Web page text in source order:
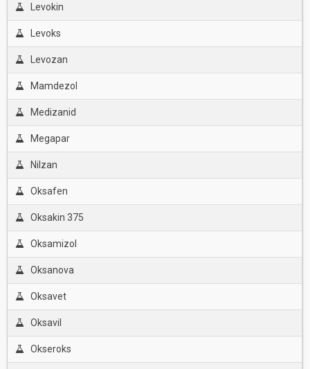
Levokin
Levoks
Levozan
Mamdezol
Medizanid
Megapar
Nilzan
Oksafen
Oksakin 375
Oksamizol
Oksanova
Oksavet
Oksavil
Okseroks